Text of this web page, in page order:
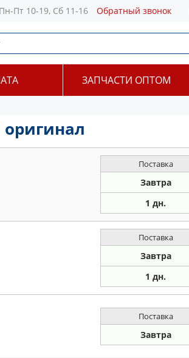
Пн-Пт 10-19, Сб 11-16 Обратный звонок
ЗАПЧАСТИ ОПТОМ
Поставка
Завтра
1 дн.
Поставка
Завтра
1 дн.
Поставка
Завтра